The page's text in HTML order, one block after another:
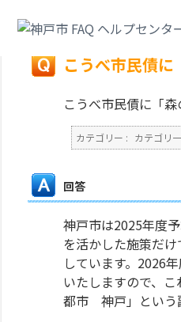
戻る
こうべ市民債
こうべ市民債に「
カテゴリー : カテゴリ
回答
神戸市は2025年度
を活かした施策だ
しています。2026
いたしますので、
都市 神戸」という